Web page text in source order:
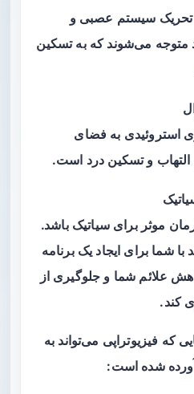
تحریک سیستم عصبی و
متوجه می‌شوند که به تسکین
استروئیدی به فضای
و تسکین درد است.
موثر برای سیاتیک باشد.
شما برای ایجاد یک برنامه
علائم شما و جلوگیری از
کند.
که فیزیوتراپی می‌تواند به
شده است: